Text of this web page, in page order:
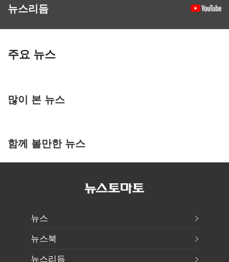
뉴스리듬
주요 뉴스
많이 본 뉴스
함께 볼만한 뉴스
뉴스
뉴스북
뉴스리듬